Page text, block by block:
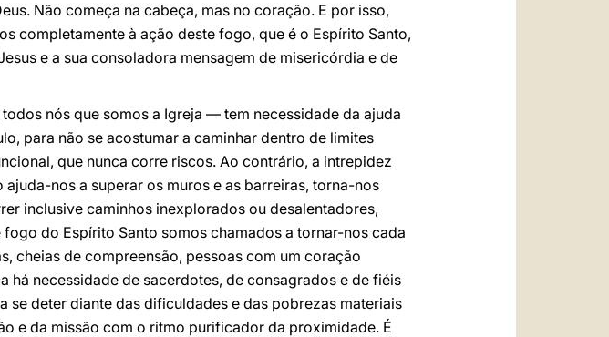
Não começa na cabeça, mas no coração. E por isso,
completamente à ação deste fogo, que é o Espírito Santo,
e a sua consoladora mensagem de misericórdia e de
nós que somos a Igreja — tem necessidade da ajuda
para não se acostumar a caminhar dentro de limites
que nunca corre riscos. Ao contrário, a intrepidez
nos a superar os muros e as barreiras, torna-nos
inclusive caminhos inexplorados ou desalentadores,
do Espírito Santo somos chamados a tornar-nos cada
cheias de compreensão, pessoas com um coração
há necessidade de sacerdotes, de consagrados e de fiéis
deter diante das dificuldades e das pobrezas materiais
e da missão com o ritmo purificador da proximidade. É